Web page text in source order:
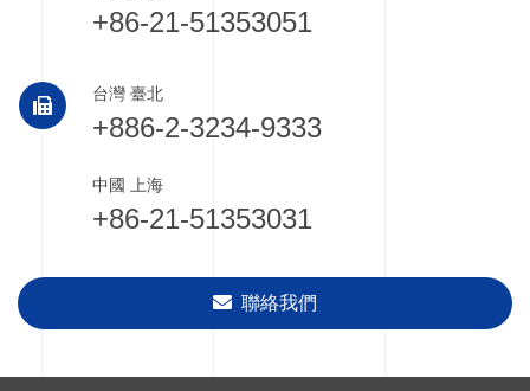
+86-21-51353051
台灣 臺北
+886-2-3234-9333
中國 上海
+86-21-51353031
聯絡我們